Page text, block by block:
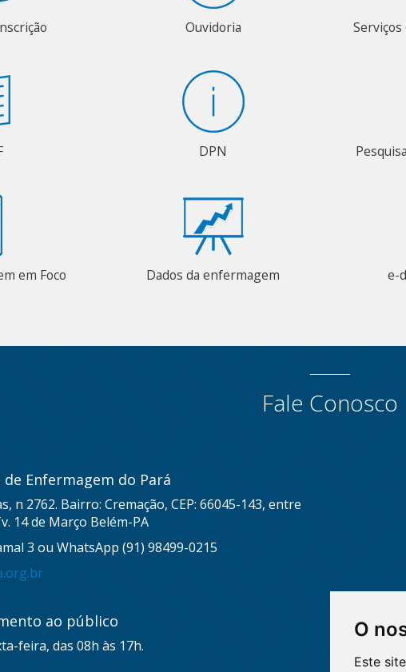
O
Este
Ouvidoria
DPN
em Foco Dados da enfermagem e-
Fale Conosco
de Enfermagem do Pará
n 2762. Bairro: Cremação, CEP: 66045-143, entre
14 de Março Belém-PA
3 ou WhatsApp (91) 98499-0215
ao público
feira, das 08h às 17h.